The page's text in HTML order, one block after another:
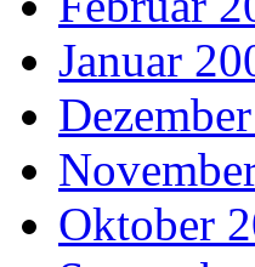
Januar
Oktober